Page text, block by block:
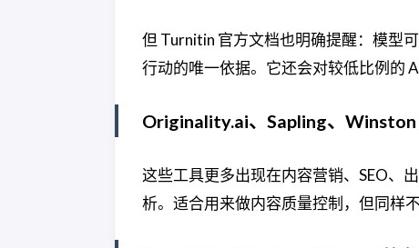
但 Turnitin 官方文档也明确提醒：模型
行动的唯一依据。它还会对较低比例的
Originality.ai、Sapling、Winston
这些工具更多出现在内容营销、SEO、
析。适合用来做内容质量控制，但同样